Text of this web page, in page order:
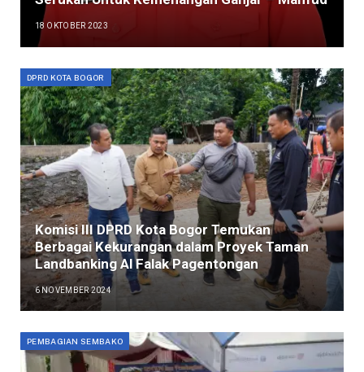
18 OKTOBER 2023
DPRD KOTA BOGOR
Komisi III DPRD Kota Bogor Temukan
Berbagai Kekurangan dalam Proyek Taman
Landbanking Al Falak Pagentongan
6 NOVEMBER 2024
PEMBAGIAN SEMBAKO